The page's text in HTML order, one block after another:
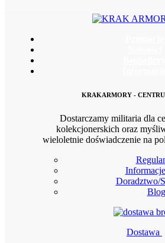
KRAKARMORY -
Dostarczamy militaria dla
kolekcjonerskich oraz
wieloletnie doświadczenie na
Doradztwo/
Blog
Dostawa